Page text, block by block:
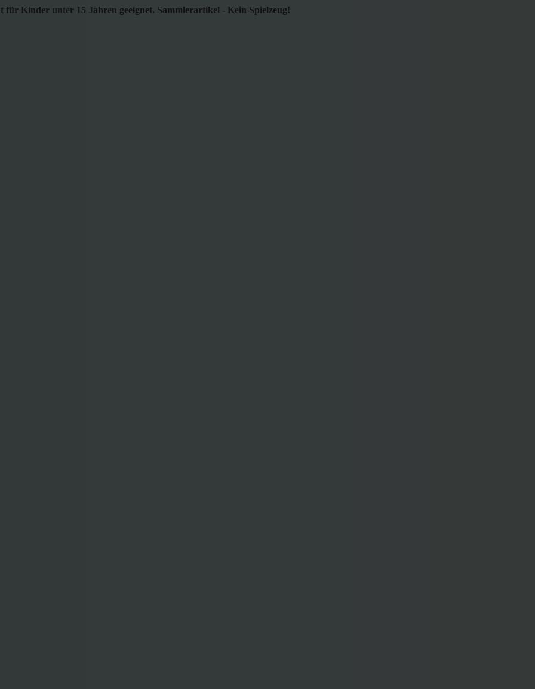
für Kinder unter 15 Jahren geeignet. Sammlerartikel - Kein Spielzeug!